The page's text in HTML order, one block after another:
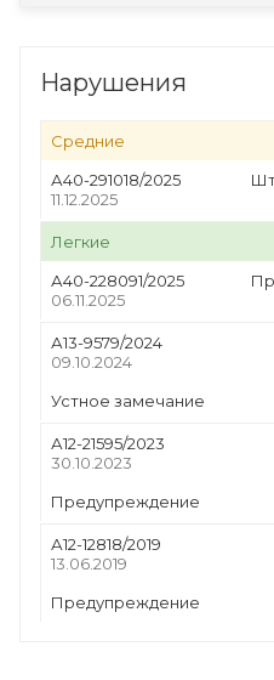
Нарушения
Средние
А40-291018/2025
11.12.2025
Легкие
А40-228091/2025
06.11.2025
А13-9579/2024
09.10.2024
Устное замечание
А12-21595/2023
30.10.2023
Предупреждение
А12-12818/2019
13.06.2019
Предупреждение